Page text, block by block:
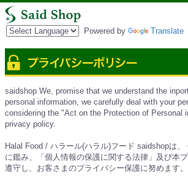
Powered by Translate
saidshop We, promise that we understand the
personal information, we carefully deal with your
considering the "Act on the Protection of Personal
privacy policy.
Halal Food / ハラール(ハラル)フード saidshopは
に鑑み、「個人情報の保護に関する法律」及び本
遵守し、お客さまのプライバシー保護に努めます。